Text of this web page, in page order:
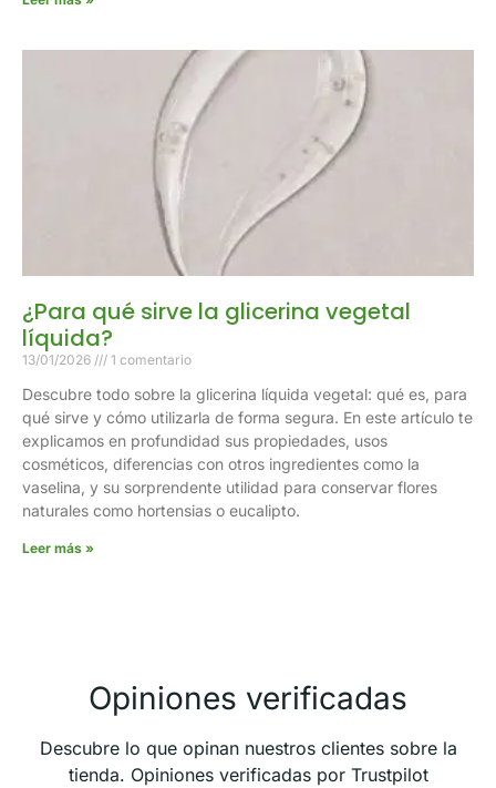
¿Para qué sirve la glicerina vegetal
líquida?
13/01/2026 1 comentario
Descubre todo sobre la glicerina líquida vegetal: qué es, para
qué sirve y cómo utilizarla de forma segura. En este artículo te
explicamos en profundidad sus propiedades, usos
cosméticos, diferencias con otros ingredientes como la
vaselina, y su sorprendente utilidad para conservar flores
naturales como hortensias o eucalipto.
Leer más »
Opiniones verificadas
Descubre lo que opinan nuestros clientes sobre la
tienda. Opiniones verificadas por Trustpilot